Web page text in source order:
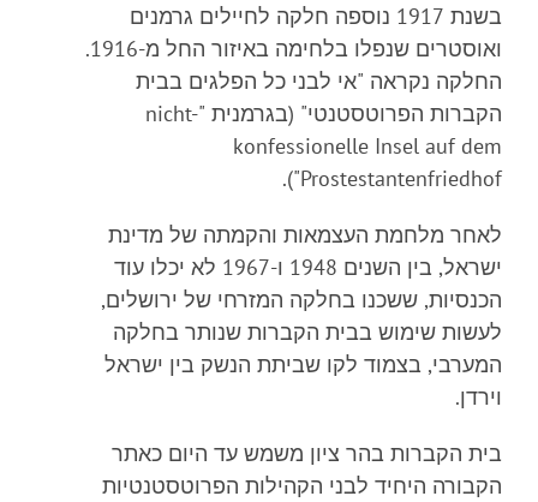
בשנת 1917 נוספה חלקה לחיילים גרמנים
ואוסטרים שנפלו בלחימה באיזור החל מ-1916.
החלקה נקראה "אי לבני כל הפלגים בבית
הקברות הפרוטסטנטי" (בגרמנית "nicht-
konfessionelle Insel auf dem
Prostestantenfriedhof").
לאחר מלחמת העצמאות והקמתה של מדינת
ישראל, בין השנים 1948 ו-1967 לא יכלו עוד
הכנסיות, ששכנו בחלקה המזרחי של ירושלים,
לעשות שימוש בבית הקברות שנותר בחלקה
המערבי, בצמוד לקו שביתת הנשק בין ישראל
וירדן.
בית הקברות בהר ציון משמש עד היום כאתר
הקבורה היחיד לבני הקהילות הפרוטסטנטיות